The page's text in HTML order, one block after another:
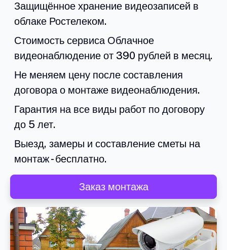
Защищённое хранение видеозаписей в
облаке Ростелеком.
Стоимость сервиса Облачное
видеонаблюдение от 390 рублей в месяц.
Не меняем цену после составления
договора о монтаже видеонаблюдения.
Гарантия на все виды работ по договору
до 5 лет.
Выезд, замеры и составление сметы на
монтаж - бесплатно.
Заказ монтажа